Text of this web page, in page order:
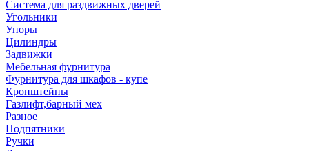
Система для раздвижных дверей
Угольники
Упоры
Цилиндры
Задвижки
Мебельная фурнитура
Фурнитура для шкафов - купе
Кронштейны
Газлифт,барный мех
Разное
Подпятники
Ручки